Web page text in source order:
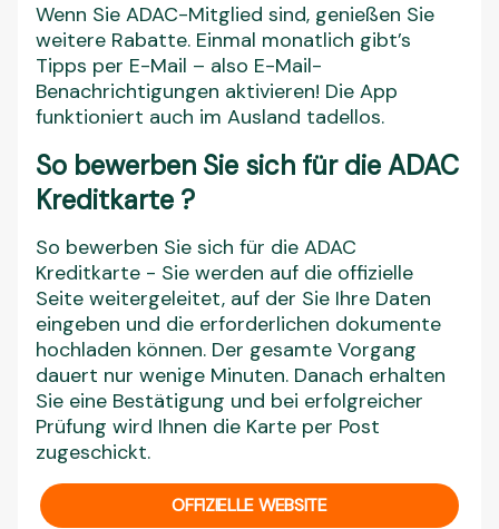
Wenn Sie ADAC-Mitglied sind, genießen Sie
weitere Rabatte. Einmal monatlich gibt’s
Tipps per E-Mail – also E-Mail-
Benachrichtigungen aktivieren! Die App
funktioniert auch im Ausland tadellos.
So bewerben Sie sich für die ADAC
Kreditkarte ?
So bewerben Sie sich für die ADAC
Kreditkarte - Sie werden auf die offizielle
Seite weitergeleitet, auf der Sie Ihre Daten
eingeben und die erforderlichen dokumente
hochladen können. Der gesamte Vorgang
dauert nur wenige Minuten. Danach erhalten
Sie eine Bestätigung und bei erfolgreicher
Prüfung wird Ihnen die Karte per Post
zugeschickt.
OFFIZIELLE WEBSITE